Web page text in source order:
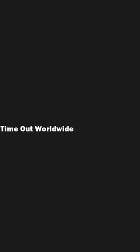
Time Out Worldwide